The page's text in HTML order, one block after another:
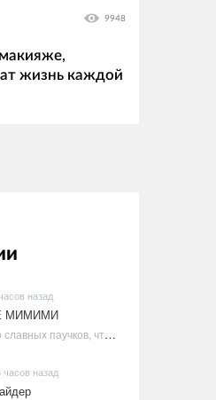
9948
жизнь каждой
назад
МИМИМИ
17 настолько славных паучков, что даже у арахнофобов появится желание их погладить
часов назад